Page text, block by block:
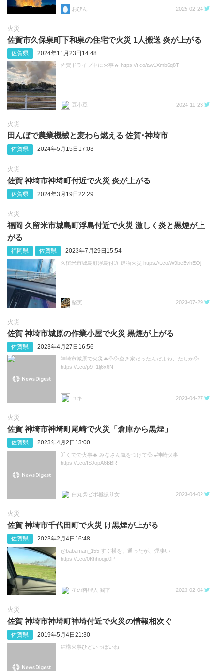
おびん 2025-02-24
火災
佐賀市久保泉町下和泉の住宅で火災 1人搬送 炎が上がる
佐賀県 2024年11月23日14:48
佐賀ドライブ中に火事🔥 https://t.co/aw1Xmb6q8T
豆小豆 2024-11-23
火災
田んぼで農業機械と麦わら燃える 佐賀･神埼市
佐賀県 2024年5月15日17:03
火災
佐賀 神埼市神埼町付近で火災 炎が上がる
佐賀県 2024年3月19日22:29
火災
福岡 久留米市城島町浮島付近で火災 激しく炎と黒煙が上
がる
福岡県 佐賀県 2023年7月29日15:54
久留米市城島町浮島付近 建物火災 https://t.co/W9beBvhEOj
堅実 2023-07-29
火災
佐賀 神埼市城原の作業小屋で火災 黒煙が上がる
佐賀県 2023年4月27日16:56
神埼市城原で火災🔥💦💦空き家だったんだよね、たしか💦
https://t.co/p9F1lj6x6N
ユキ 2023-04-27
火災
佐賀 神埼市神埼町尾崎で火災「倉庫から黒煙」
佐賀県 2023年4月2日13:00
近くでで火事🔥 みなさん気をつけて💦 #神崎火事
https://t.co/fSJopA6BBR
白丸@ビボ極振り女 2023-04-02
火災
佐賀 神埼市千代田町で火災 け黒煙が上がる
佐賀県 2023年2月4日16:48
@babaman_155 すぐ横を、通ったが、煙凄い
https://t.co/0Khhoqju0P
星の料理人 閣下 2023-02-04
火災
佐賀 神埼市神埼町神埼付近で火災の情報相次ぐ
佐賀県 2019年5月4日21:30
結構火事ひどいっぽいね